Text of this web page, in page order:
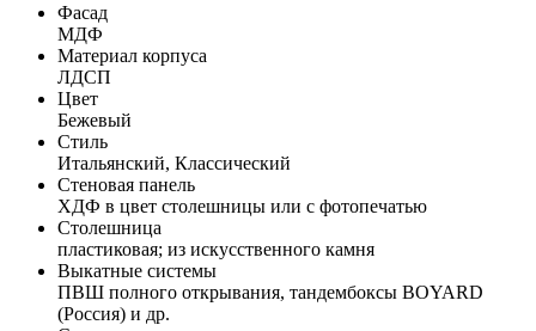
Фасад
МДФ
Материал корпуса
ЛДСП
Цвет
Бежевый
Стиль
Итальянский, Классический
Стеновая панель
ХДФ в цвет столешницы или с фотопечатью
Столешница
пластиковая; из искусственного камня
Выкатные системы
ПВШ полного открывания, тандембоксы BOYARD
(Россия) и др.